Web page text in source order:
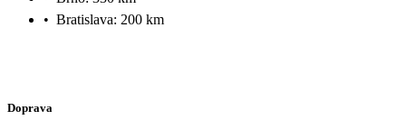
• Bratislava: 200 km
Doprava